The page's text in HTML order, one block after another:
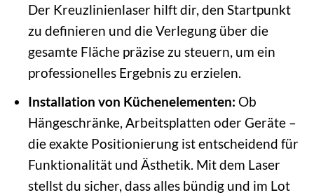
Der Kreuzlinienlaser hilft dir, den Startpunkt
zu definieren und die Verlegung über die
gesamte Fläche präzise zu steuern, um ein
professionelles Ergebnis zu erzielen.
Installation von Küchenelementen: Ob
Hängeschränke, Arbeitsplatten oder Geräte –
die exakte Positionierung ist entscheidend für
Funktionalität und Ästhetik. Mit dem Laser
stellst du sicher, dass alles bündig und im Lot